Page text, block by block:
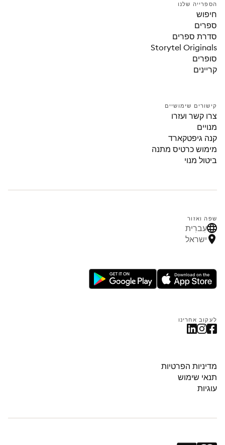
הספרייה שלנו
חיפוש
ספרים
סדרת ספרים
Storytel Originals
סופרים
קריינים
קישורים שימושיים
צרו קשר ועזרו
מנויים
קנה גיפטקארד
מימוש כרטיס מתנה
ביטול מנוי
שפה ואזור
עִברִית
ישראל
לעקוב אחרינו
מדיניות הפרטיות
תנאי שימוש
עוגיות